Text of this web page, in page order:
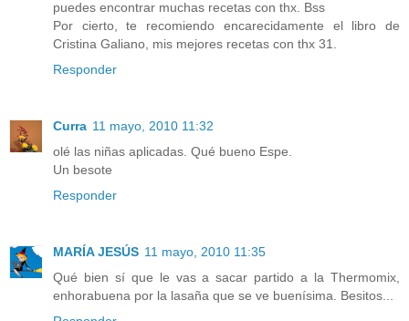
puedes encontrar muchas recetas con thx. Bss
Por cierto, te recomiendo encarecidamente el libro de
Cristina Galiano, mis mejores recetas con thx 31.
Responder
Curra 11 mayo, 2010 11:32
olé las niñas aplicadas. Qué bueno Espe.
Un besote
Responder
MARÍA JESÚS 11 mayo, 2010 11:35
Qué bien sí que le vas a sacar partido a la Thermomix,
enhorabuena por la lasaña que se ve buenísima. Besitos...